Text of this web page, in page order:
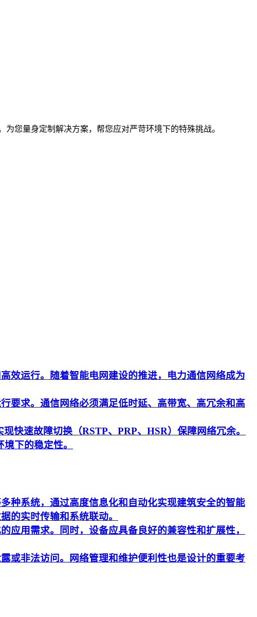
您量身定制解决方案，帮您应对严苛环境下的特殊挑战。
效运行。随着智能电网建设的推进，电力通信网络成为
要求。通信网络必须满足低时延、高带宽、高冗余和高
快速故障切换（RSTP、PRP、HSR）保障网络冗余。
下的稳定性。
种系统，通过高度信息化和自动化实现建筑安全的智能
的实时传输和系统联动。
用需求。同时，设备应具备良好的兼容性和扩展性，
或非法访问。网络管理和维护便利性也是设计的重要考